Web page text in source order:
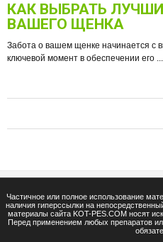
КАК ВЫБРАТЬ
ВАШЕГО ЩЕНКА
Забота о вашем щенке начинается с
ключевой момент в обеспечении его ...
Частичное или полное использование
наличия гиперссылки на
материалы сайта KOT-PES.COM носят
Перед применением любых препаратов